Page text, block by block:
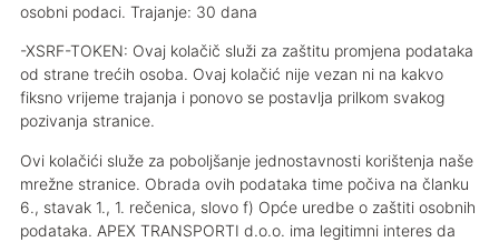
osobni podaci. Trajanje: 30 dana
-XSRF-TOKEN: Ovaj kolačič služi za zaštitu promjena podataka
od strane trećih osoba. Ovaj kolačić nije vezan ni na kakvo
fiksno vrijeme trajanja i ponovo se postavlja prilkom svakog
pozivanja stranice.
Ovi kolačići služe za poboljšanje jednostavnosti korištenja naše
mrežne stranice. Obrada ovih podataka time počiva na članku
6., stavak 1., 1. rečenica, slovo f) Opće uredbe o zaštiti osobnih
podataka. APEX TRANSPORTI d.o.o. ima legitimni interes da